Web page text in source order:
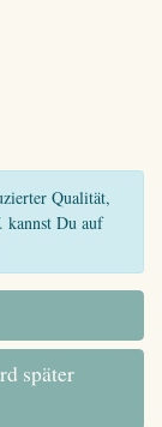
Qualität,
kannst Du auf
später